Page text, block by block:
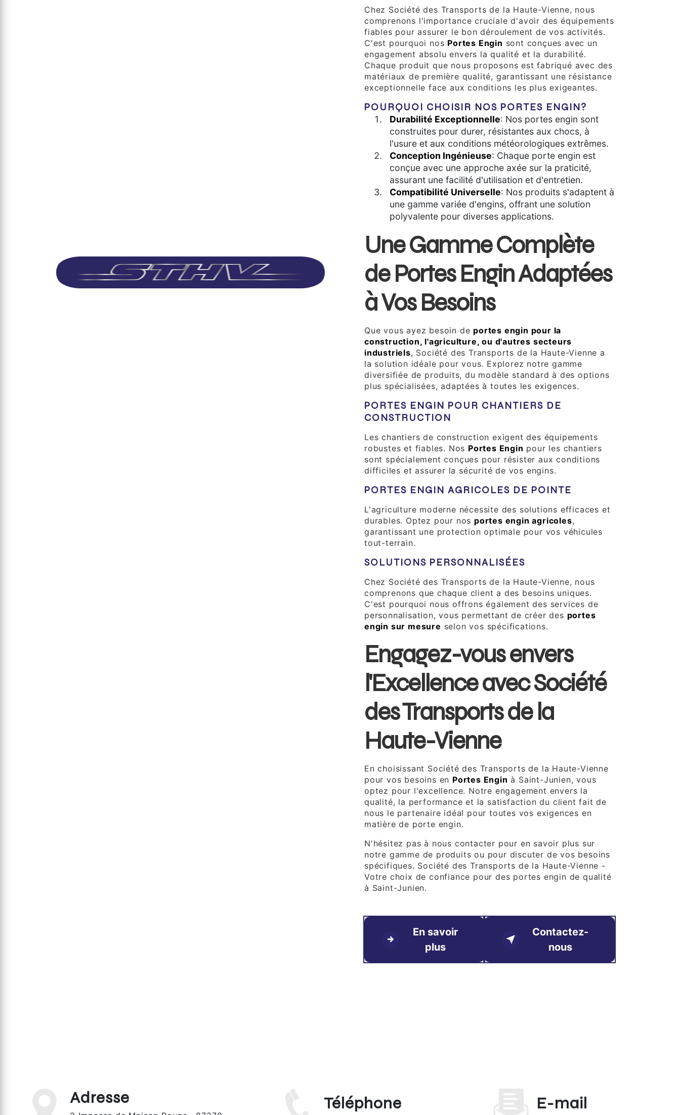
Chez Société des Transports de la Haute-Vienne, nous
comprenons l'importance cruciale d'avoir des équipements
fiables pour assurer le bon déroulement de vos activités.
C'est pourquoi nos Portes Engin sont conçues avec un
engagement absolu envers la qualité et la durabilité.
Chaque produit que nous proposons est fabriqué avec des
matériaux de première qualité, garantissant une résistance
exceptionnelle face aux conditions les plus exigeantes.
POURQUOI CHOISIR NOS PORTES ENGIN?
Durabilité Exceptionnelle: Nos portes engin sont
construites pour durer, résistantes aux chocs, à
l'usure et aux conditions météorologiques extrêmes.
Conception Ingénieuse: Chaque porte engin est
conçue avec une approche axée sur la praticité,
assurant une facilité d'utilisation et d'entretien.
Compatibilité Universelle: Nos produits s'adaptent à
une gamme variée d'engins, offrant une solution
polyvalente pour diverses applications.
Une Gamme Complète
de Portes Engin Adaptées
à Vos Besoins
Que vous ayez besoin de portes engin pour la
construction, l'agriculture, ou d'autres secteurs
industriels, Société des Transports de la Haute-Vienne a
la solution idéale pour vous. Explorez notre gamme
diversifiée de produits, du modèle standard à des options
plus spécialisées, adaptées à toutes les exigences.
PORTES ENGIN POUR CHANTIERS DE
CONSTRUCTION
Les chantiers de construction exigent des équipements
robustes et fiables. Nos Portes Engin pour les chantiers
sont spécialement conçues pour résister aux conditions
difficiles et assurer la sécurité de vos engins.
PORTES ENGIN AGRICOLES DE POINTE
L'agriculture moderne nécessite des solutions efficaces et
durables. Optez pour nos portes engin agricoles,
garantissant une protection optimale pour vos véhicules
tout-terrain.
SOLUTIONS PERSONNALISÉES
Chez Société des Transports de la Haute-Vienne, nous
comprenons que chaque client a des besoins uniques.
C'est pourquoi nous offrons également des services de
personnalisation, vous permettant de créer des portes
engin sur mesure selon vos spécifications.
Engagez-vous envers
l'Excellence avec Société
des Transports de la
Haute-Vienne
En choisissant Société des Transports de la Haute-Vienne
pour vos besoins en Portes Engin à Saint-Junien, vous
optez pour l'excellence. Notre engagement envers la
qualité, la performance et la satisfaction du client fait de
nous le partenaire idéal pour toutes vos exigences en
matière de porte engin.
N'hésitez pas à nous contacter pour en savoir plus sur
notre gamme de produits ou pour discuter de vos besoins
spécifiques. Société des Transports de la Haute-Vienne -
Votre choix de confiance pour des portes engin de qualité
à Saint-Junien.
En savoir
plus
Contactez-
nous
Adresse Téléphone E-mail